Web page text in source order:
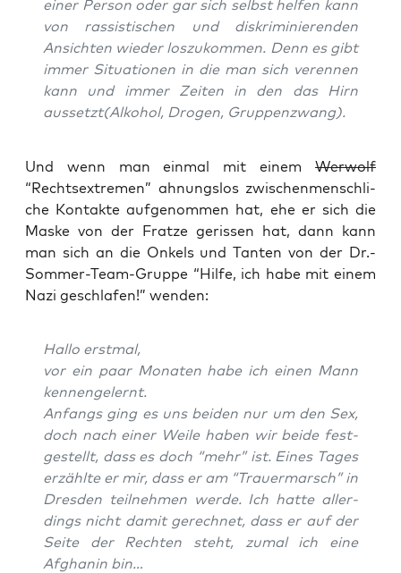
einer Per­son oder gar sich selbst hel­fen kann
von ras­sis­ti­schen und dis­kri­mi­nie­ren­den
Ansich­ten wie­der los­zu­kom­men. Denn es gibt
immer Situa­tio­nen in die man sich ver­en­nen
kann und immer Zei­ten in den das Hirn
aussetzt(Alkohol, Dro­gen, Gruppenzwang).
Und wenn man ein­mal mit einem Wer­wolf
“Rechts­extre­men” ahnungs­los zwi­schen­mensch­li­
che Kon­tak­te auf­ge­nom­men hat, ehe er sich die
Mas­ke von der Frat­ze geris­sen hat, dann kann
man sich an die Onkels und Tan­ten von der Dr.-
Sommer-Team-Gruppe “Hil­fe, ich habe mit einem
Nazi geschla­fen!” wenden:
Hal­lo erstmal,
vor ein paar Mona­ten habe ich einen Mann
kennengelernt.
Anfangs ging es uns bei­den nur um den Sex,
doch nach einer Wei­le haben wir bei­de fest­
ge­stellt, dass es doch “mehr” ist. Eines Tages
erzähl­te er mir, dass er am “Trau­er­marsch” in
Dres­den teil­neh­men wer­de. Ich hat­te aller­
dings nicht damit gerech­net, dass er auf der
Sei­te der Rech­ten steht, zumal ich eine
Afgha­nin bin…